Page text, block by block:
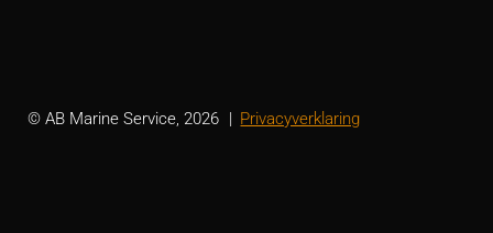
© AB Marine Service, 2026 Privacyverklaring